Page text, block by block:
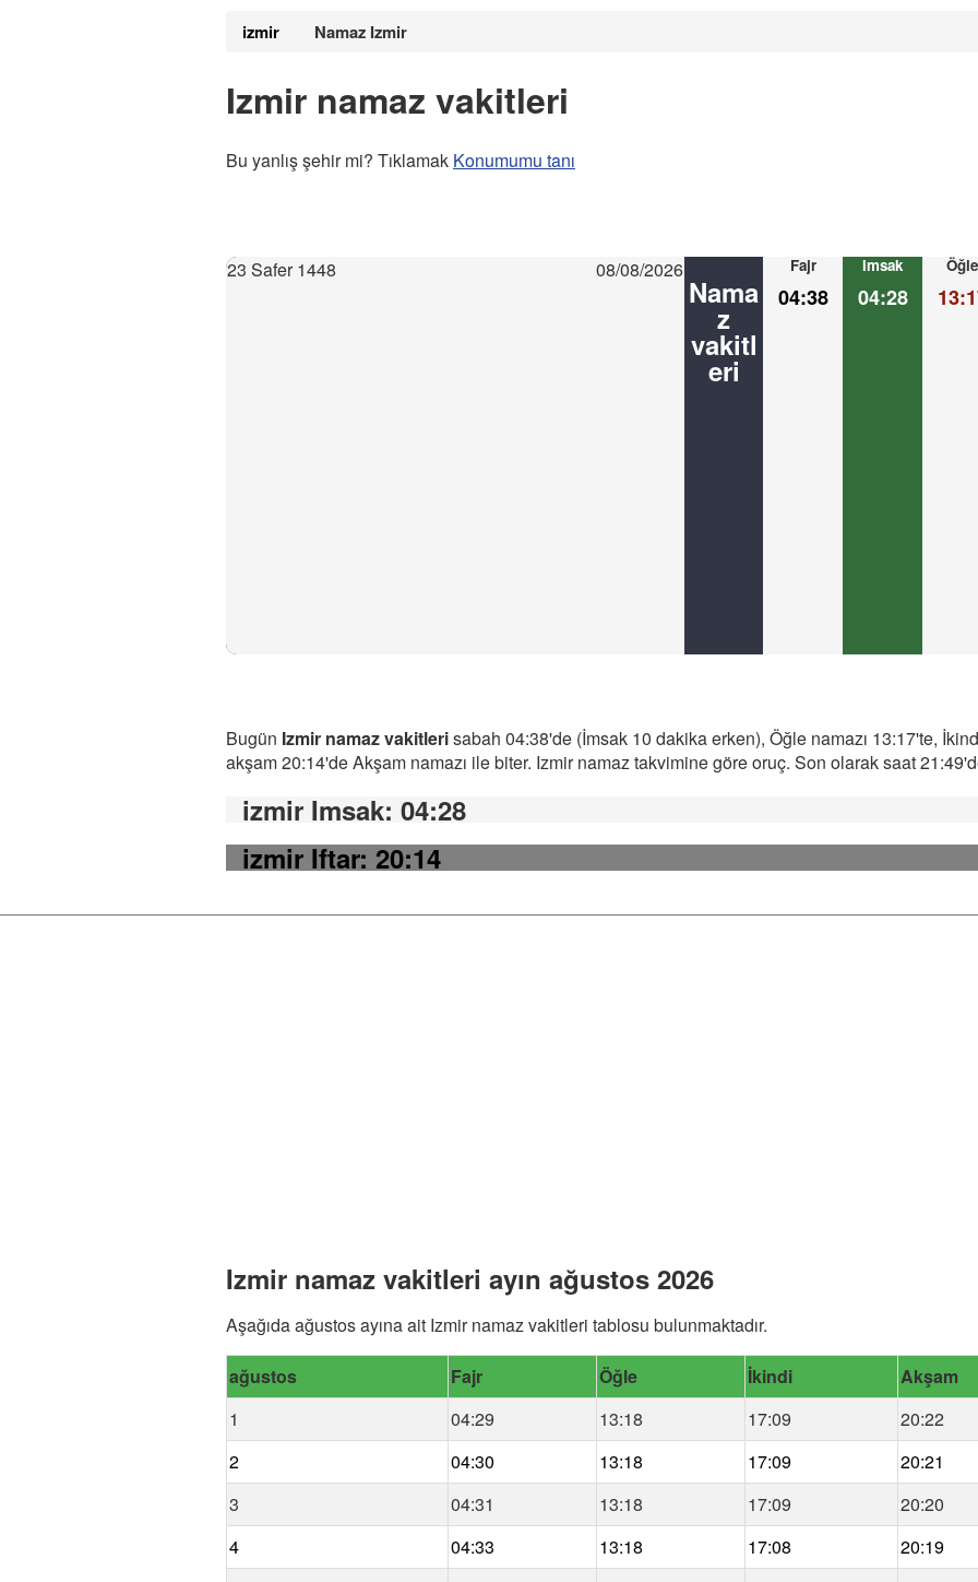
izmir Namaz Izmir
Izmir namaz vakitleri
Bu yanlış şehir mi? Tıklamak Konumumu tanı
23 Safer 1448 08/08/2026
Nama
z
vakitl
eri
Fajr
04:38
Imsak
04:28
Öğle
Bugün Izmir namaz vakitlerisabah 04:38'de (İmsak 10 dakika erken), Öğle namazı 13:17'te,
akşam 20:14'de Akşam namazı ile biter. Izmir namaz takvimine göre oruç. Son olarak saat 21:49'de
izmir Imsak: 04:28
izmir Iftar: 20:14
Izmir namaz vakitleri ayın ağustos 2026
Aşağıda ağustos ayına ait Izmir namaz vakitleri tablosu bulunmaktadır.
ağustos Fajr Öğle İkindi Akşam
1
04:29 13:18 17:09 20:22
2
04:30 13:18 17:09 20:21
3
04:31 13:18 17:09 20:20
4
04:33 13:18 17:08 20:19